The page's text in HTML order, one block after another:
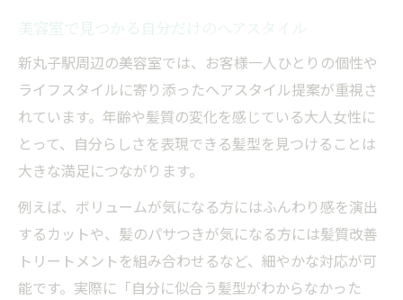
美容室で見つかる自分だけのヘアスタイル
新丸子駅周辺の美容室では、お客様一人ひとりの個性や
ライフスタイルに寄り添ったヘアスタイル提案が重視さ
れています。年齢や髪質の変化を感じている大人女性に
とって、自分らしさを表現できる髪型を見つけることは
大きな満足につながります。
例えば、ボリュームが気になる方にはふんわり感を演出
するカットや、髪のパサつきが気になる方には髪質改善
トリートメントを組み合わせるなど、細やかな対応が可
能です。実際に「自分に似合う髪型がわからなかった